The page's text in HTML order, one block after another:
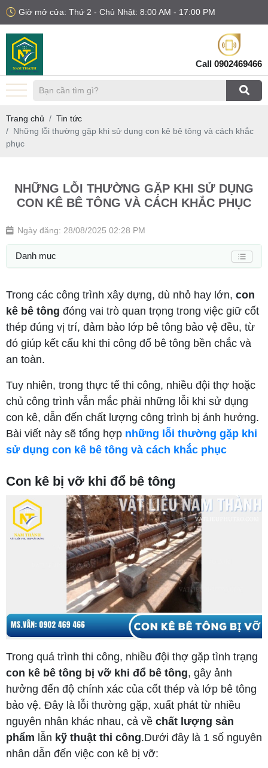
Giờ mở cửa: Thứ 2 - Chủ Nhật: 8:00 AM - 17:00 PM
Call 0902469466
Trang chủ
Tin tức
Những lỗi thường gặp khi sử dụng con kê bê tông và cách khắc
phục
NHỮNG LỖI THƯỜNG GẶP KHI SỬ DỤNG
CON KÊ BÊ TÔNG VÀ CÁCH KHẮC PHỤC
Ngày đăng: 28/08/2025 02:28 PM
Danh mục
Trong các công trình xây dựng, dù nhỏ hay lớn, con
kê bê tông đóng vai trò quan trọng trong việc giữ cốt
thép đúng vị trí, đảm bảo lớp bê tông bảo vệ đều, từ
đó giúp kết cấu khi thi công đổ bê tông bền chắc và
an toàn.
Tuy nhiên, trong thực tế thi công, nhiều đội thợ hoặc
chủ công trình vẫn mắc phải những lỗi khi sử dụng
con kê, dẫn đến chất lượng công trình bị ảnh hưởng.
Bài viết này sẽ tổng hợp những lỗi thường gặp khi
sử dụng con kê bê tông và cách khắc phục
Con kê bị vỡ khi đổ bê tông
Trong quá trình thi công, nhiều đội thợ gặp tình trạng
con kê bê tông bị vỡ khi đổ bê tông, gây ảnh
hưởng đến độ chính xác của cốt thép và lớp bê tông
bảo vệ. Đây là lỗi thường gặp, xuất phát từ nhiều
nguyên nhân khác nhau, cả về chất lượng sản
phẩm lẫn kỹ thuật thi công.Dưới đây là 1 số nguyên
nhân dẫn đến việc con kê bị vỡ: